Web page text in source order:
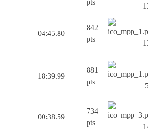
pts
04:45.80
842
pts
18:39.99
881
pts
00:38.59
734
pts